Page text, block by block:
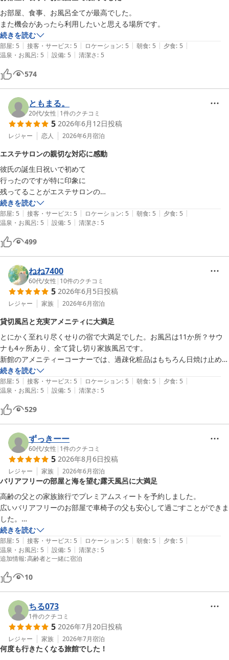
うに過ごしていました。散歩コースとしても最高の環境です。
愛犬と泊まれるお部屋だったので外への出入りもしやすく、とても快適
でした。さらに、足を洗えるシャワーやタオルも用意されており、ペッ
ト連れへの配慮が行き届いていると感じました。
家族連れはもちろん、愛犬と一緒にゆっくり過ごしたい方にも心からお
すすめできる宿です。
一点だけ挙げるとすれば、ワンちゃん用の食事メニューがあれば、さら
に嬉しかったです。とはいえ、全体的には大満足で、とても思い出に残
お部屋、食事、お風呂全てが最高でした。
また機会があったら利用したいと思える場所です。
続きを読む
部屋: 5 | 接客・サービス: 5 | ロケーション: 5 | 朝食: 5 | 夕食: 5 |
温泉・お風呂: 5 | 設備: 5 | 清潔さ: 5
574
ともまる。
20代/女性 | 1件のクチコミ
5 2026年6月12日投稿
レジャー 恋人 2026年6月宿泊
エステサロンの親切な対応に感動
彼氏の誕生日祝いで初めて
行ったのですが特に印象に
残ってることがエステサロンの
お姉さんがとても親切で気軽に
話してくださり、終わってからも
温泉場所まで案内してくださり
とてもよかったです。
また泊まった際にはエステサロン
予約して行きたいです。
続きを読む
部屋: 5 | 接客・サービス: 5 | ロケーション: 5 | 朝食: 5 | 夕食: 5 |
温泉・お風呂: 5 | 設備: 5 | 清潔さ: 5
499
ねね7400
60代/女性 | 10件のクチコミ
5 2026年6月5日投稿
レジャー 家族 2026年6月宿泊
貸切風呂と充実アメニティに大満足
とにかく至れり尽くせりの宿で大満足でした。お風呂は11か所？サウ
ナも4ヶ所あり、全て貸し切り家族風呂です。
新館のアメニティーコーナーでは、過疎化粧品はもちろん日焼け止めま
で置いてありました。ドリンクバーもあり、様々な美味しいドリンクが
いただけます。
こんなに素晴らしいお宿は初めてです。
続きを読む
部屋: 5 | 接客・サービス: 5 | ロケーション: 5 | 朝食: 5 | 夕食: 5 |
温泉・お風呂: 5 | 設備: 5 | 清潔さ: 5
529
ずっきーー
60代/女性 | 1件のクチコミ
5 2026年8月6日投稿
レジャー 家族 2026年6月宿泊
バリアフリーの部屋と海を望む露天風呂に大満足
高齢の父との家族旅行でプレミアムスィートを予約しました。
広いバリアフリーのお部屋で車椅子の父も安心して過ごすことができま
した。
海を眺めながら広い露天風呂に入ったことや豪華な舟盛りに父は大変喜
んでいました。
数あるお風呂が、スマホで確認できるのが便利で、趣きの違うお風呂を
いくつも楽しむことができました。
また機会があれば利用したいです。
続きを読む
部屋: 5 | 接客・サービス: 5 | ロケーション: 5 | 朝食: 5 | 夕食: 5 |
温泉・お風呂: 5 | 設備: 5 | 清潔さ: 5
追加情報:高齢者と一緒に宿泊
10
ちる073
1件のクチコミ
5 2026年7月20日投稿
レジャー 家族 2026年7月宿泊
何度も行きたくなる旅館でした！